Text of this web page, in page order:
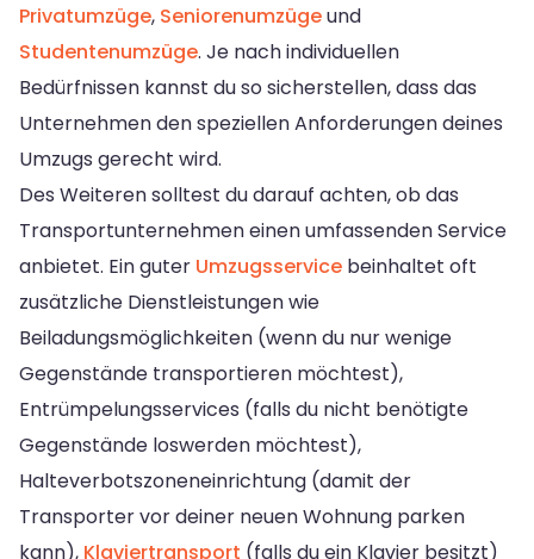
Privatumzüge, Seniorenumzügeund
Studentenumzüge. Je nach individuellen
Bedürfnissen kannst du so sicherstellen, dass das
Unternehmen den speziellen Anforderungen deines
Umzugs gerecht wird.
Des Weiteren solltest du darauf achten, ob das
Transportunternehmen einen umfassenden Service
anbietet. Ein guter Umzugsservice beinhaltet oft
zusätzliche Dienstleistungen wie
Beiladungsmöglichkeiten (wenn du nur wenige
Gegenstände transportieren möchtest),
Entrümpelungsservices (falls du nicht benötigte
Gegenstände loswerden möchtest),
Halteverbotszoneneinrichtung (damit der
Transporter vor deiner neuen Wohnung parken
kann), Klaviertransport (falls du ein Klavier besitzt)